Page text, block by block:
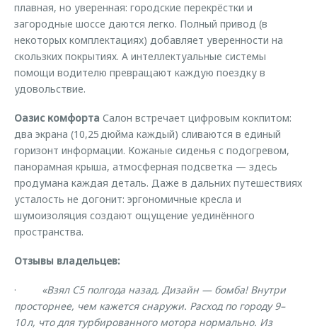
плавная, но уверенная: городские перекрёстки и
загородные шоссе даются легко. Полный привод (в
некоторых комплектациях) добавляет уверенности на
скользких покрытиях. А интеллектуальные системы
помощи водителю превращают каждую поездку в
удовольствие.
Оазис комфорта Салон встречает цифровым кокпитом:
два экрана (10,25 дюйма каждый) сливаются в единый
горизонт информации. Кожаные сиденья с подогревом,
панорамная крыша, атмосферная подсветка — здесь
продумана каждая деталь. Даже в дальних путешествиях
усталость не догонит: эргономичные кресла и
шумоизоляция создают ощущение уединённого
пространства.
Отзывы владельцев:
· «Взял C5 полгода назад. Дизайн — бомба! Внутри
просторнее, чем кажется снаружи. Расход по городу 9–
10 л, что для турбированного мотора нормально. Из